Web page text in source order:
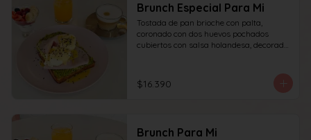
Brunch Especial Para Mi
Tostada de pan brioche con palta,
coronado con dos huevos pochados
cubiertos con salsa holandesa, decorado
tocino) incluye café simple o té
tradicional (el café puede ser doble por
$16.390
Brunch Para Mi